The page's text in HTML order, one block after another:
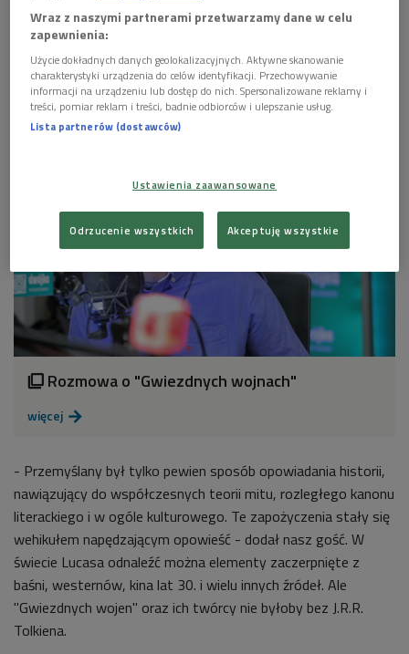
George Lucas
Foto: Paul Smith/Featureflash/Shutterstock
GALERIA
 Rozmowa o "Gwiezdnych wojnach"
więcej 
- Przemyślany był tylko pewien sposób opowiadania historii,
nawiązujący do współczesnych teorii mitu, rozległego kanonu
literackiego i w ogóle kulturowego. Te zapożyczenia stały się
wehikułem napędzającym opowieść - dodał nasz gość. W
świecie Lucasa odnaleźć można elementy zaczerpnięte z
baśni, westernów, kina lat 30. i wielu innych źródeł. Ale
"Gwiezdnych wojen" oraz ich twórcy nie byłoby bez J.R.R.
Tolkiena.
Wraz z naszymi partnerami przetwarzamy dane w celu
zapewnienia:
Użycie dokładnych danych geolokalizacyjnych. Aktywne skanowanie
charakterystyki urządzenia do celów identyfikacji. Przechowywanie
informacji na urządzeniu lub dostęp do nich. Spersonalizowane reklamy i
treści, pomiar reklam i treści, badnie odbiorców i ulepszanie usług.
Lista partnerów (dostawców)
Ustawienia zaawansowane
Odrzucenie wszystkich Akceptuję wszystkie